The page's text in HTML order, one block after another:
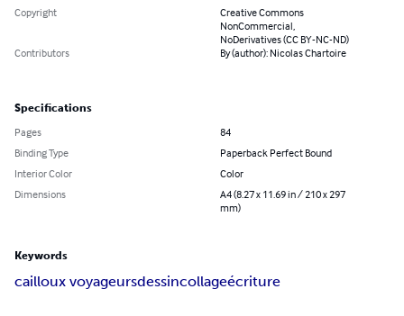
Copyright
Creative Commons
NonCommercial,
NoDerivatives (CC BY-NC-ND)
Contributors
By (author): Nicolas Chartoire
Specifications
Pages
84
Binding Type
Paperback Perfect Bound
Interior Color
Color
Dimensions
A4 (8.27 x 11.69 in / 210 x 297
mm)
Keywords
cailloux voyageursdessincollageécriture